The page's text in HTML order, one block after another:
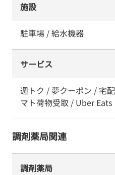
施設
駐車場 / 給水機器
サービス
週トク / 夢クーポン / 宅
マト荷物受取 / Uber Eats
調剤薬局関連
調剤薬局